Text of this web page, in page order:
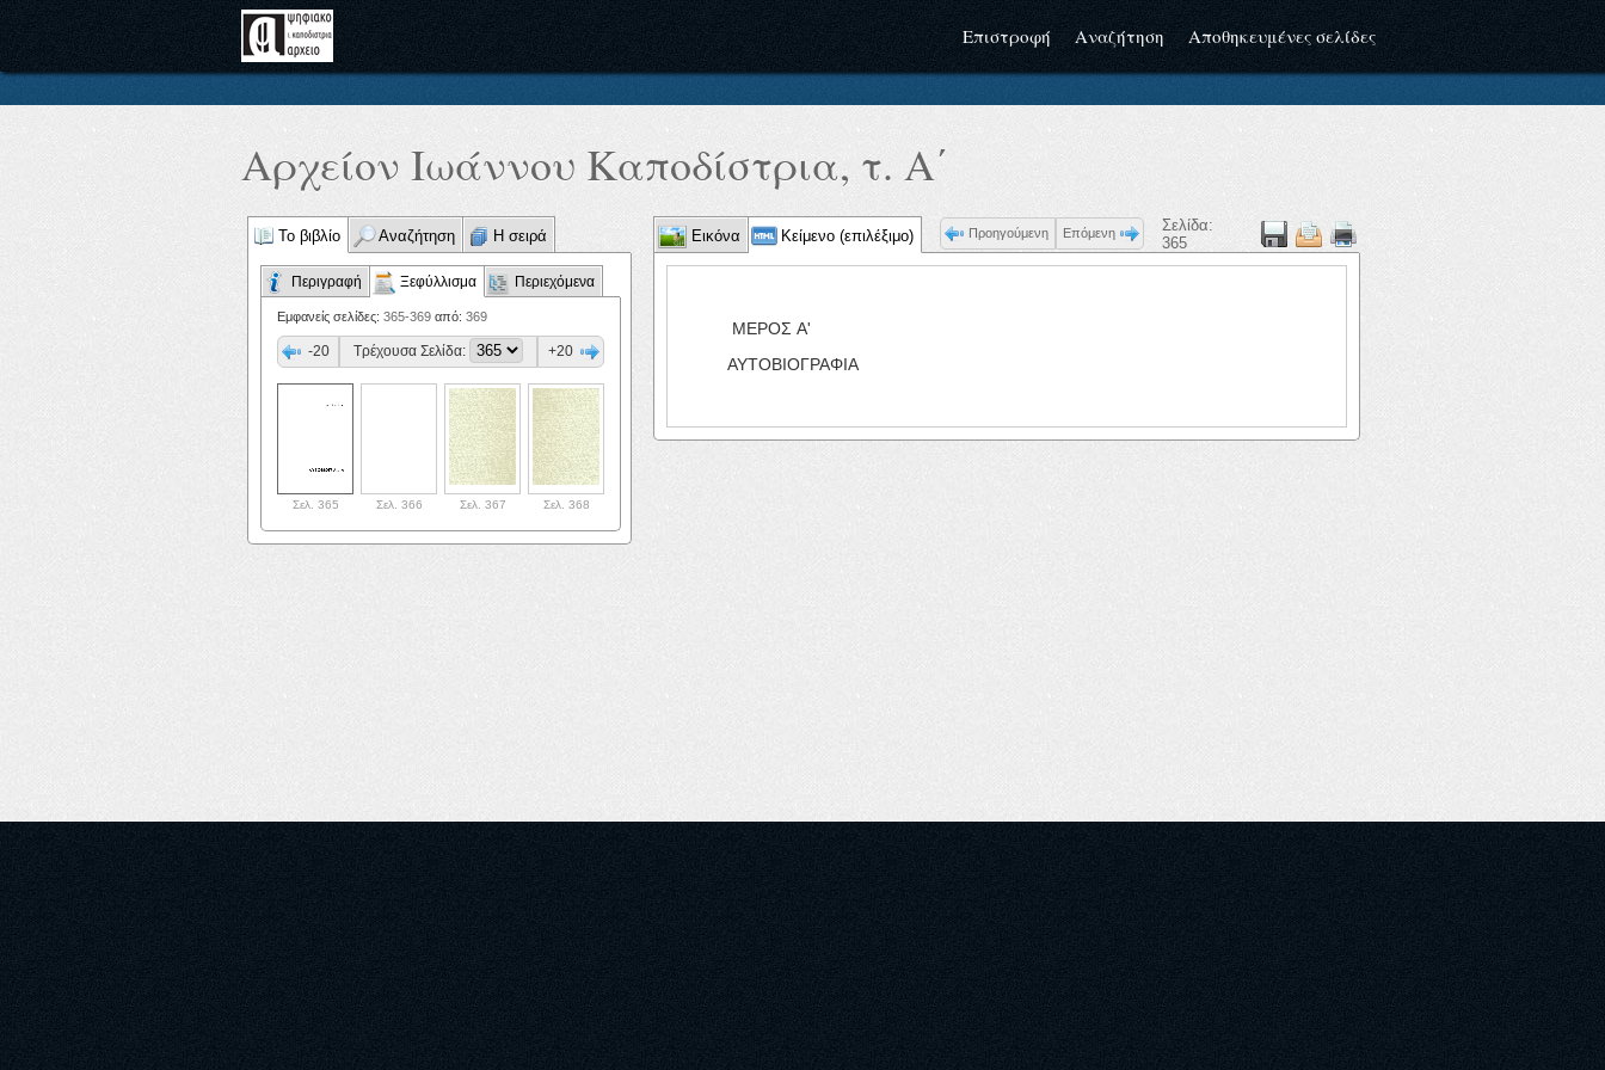
Επιστροφή Αναζήτηση Αποθηκευμένες σελίδες
Αρχείον Ιωάννου Καποδίστρια, τ. Α΄
Το βιβλίο Αναζήτηση Η σειρά
Περιγραφή Ξεφύλλισμα Περιεχόμενα
Εμφανείς σελίδες: 365-369 από: 369
-20 Τρέχουσα Σελίδα: +20
Σελ. 365 Σελ. 366 Σελ. 367 Σελ. 368
Προηγούμενη Επόμενη
Σελίδα:
365
Εικόνα Κείμενο (επιλέξιμο)
ΜΕΡΟΣ A'
ΑΥΤΟΒΙΟΓΡΑΦΙΑ